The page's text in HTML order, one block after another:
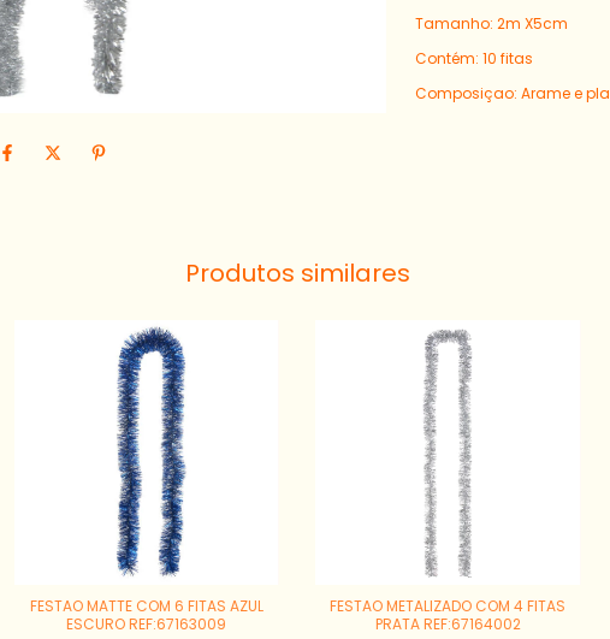
Tamanho: 2m X5cm
Contém: 10 fitas
Composiçao: Arame e
Produtos similares
FESTAO MATTE COM 6 FITAS AZUL
ESCURO REF:67163009
FESTAO METALIZADO COM 4 FITAS
PRATA REF:67164002